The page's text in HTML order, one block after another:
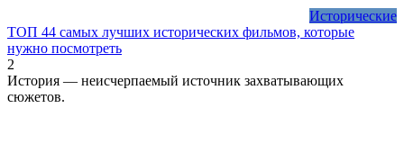
Исторические
ТОП 44 самых лучших исторических фильмов, которые
нужно посмотреть
2
История — неисчерпаемый источник захватывающих
сюжетов.